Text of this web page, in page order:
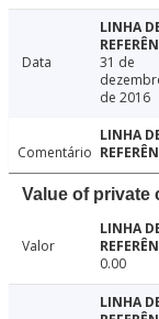
Data
31 de
de 2016
Comentário
Value of private
Valor
0.00